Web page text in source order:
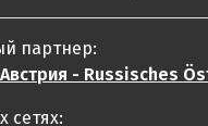
партнер:
Австрия - Russisches
сетях: